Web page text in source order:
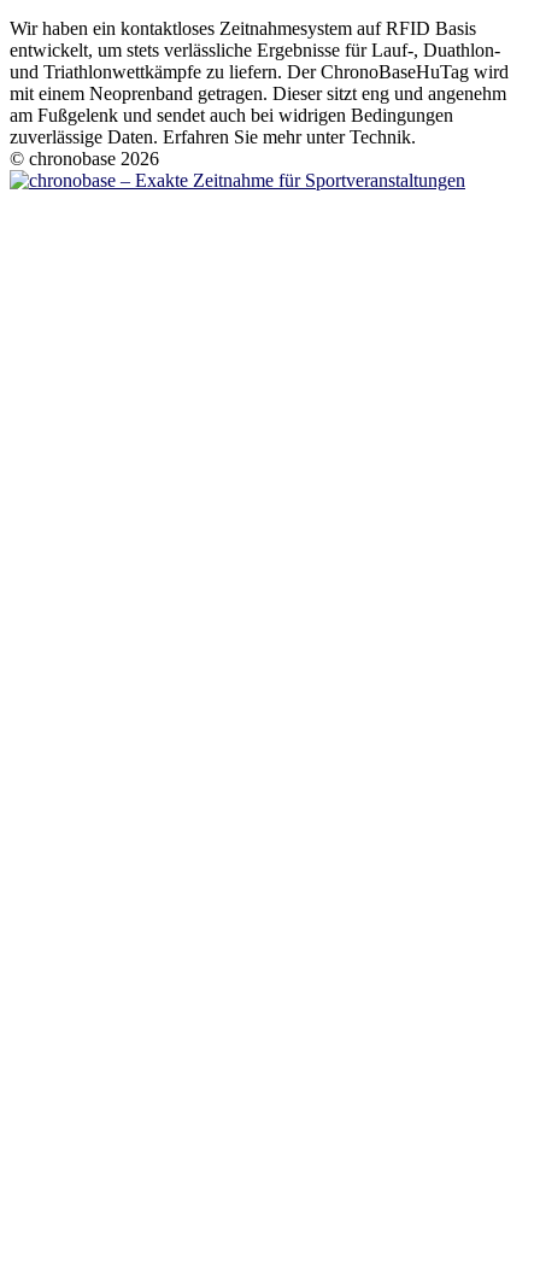
Wir haben ein kontaktloses Zeitnahmesystem auf RFID Basis
entwickelt, um stets verlässliche Ergebnisse für Lauf-, Duathlon-
und Triathlonwettkämpfe zu liefern. Der ChronoBaseHuTag wird
mit einem Neoprenband getragen. Dieser sitzt eng und angenehm
am Fußgelenk und sendet auch bei widrigen Bedingungen
zuverlässige Daten. Erfahren Sie mehr unter Technik.
© chronobase 2026